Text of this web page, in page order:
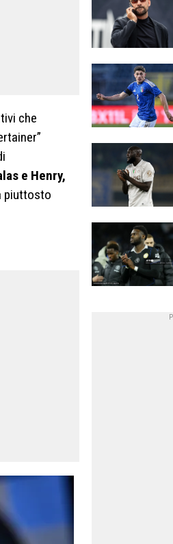
che
e Henry,
piuttosto